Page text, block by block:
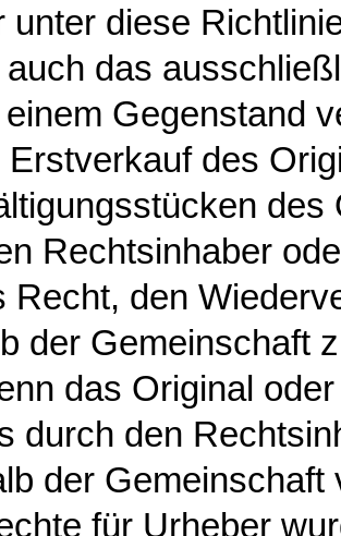
unter diese
das
Gegenstand
Erstverkauf des
Rechtsinhaber
Recht, den
der Gemeinschaft
das Original
durch den
der
für Urheber